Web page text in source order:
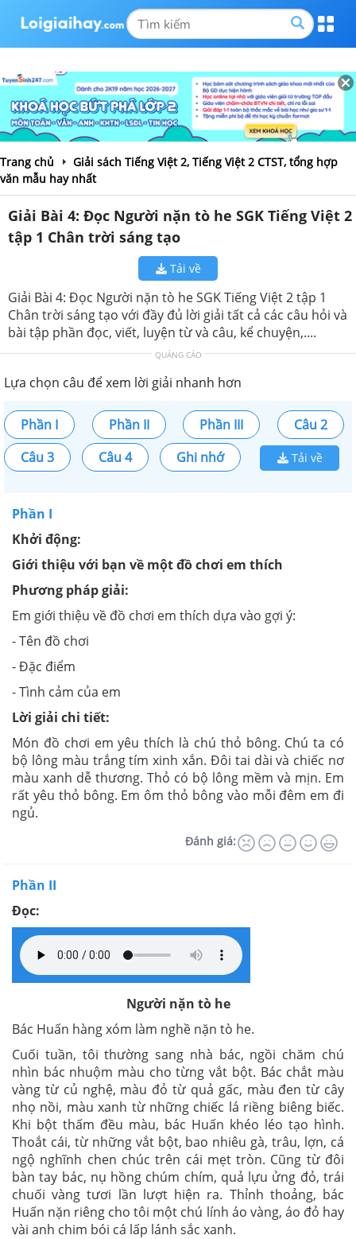
Trang chủ
Giải sách Tiếng Việt 2, Tiếng Việt 2 CTST, tổng hợp
văn mẫu hay nhất
Giải Bài 4: Đọc Người nặn tò he SGK Tiếng Việt 2
tập 1 Chân trời sáng tạo
Tải về
Giải Bài 4: Đọc Người nặn tò he SGK Tiếng Việt 2 tập 1
Chân trời sáng tạo với đầy đủ lời giải tất cả các câu hỏi và
bài tập phần đọc, viết, luyện từ và câu, kể chuyện,....
QUẢNG CÁO
Lựa chọn câu để xem lời giải nhanh hơn
Phần I Phần II Phần III
Câu 2
Câu 3
Câu 4 Ghi nhớ Tải về
Phần I
Khởi động:
Giới thiệu với bạn về một đồ chơi em thích
Phương pháp giải:
Em giới thiệu về đồ chơi em thích dựa vào gợi ý:
- Tên đồ chơi
- Đặc điểm
- Tình cảm của em
Lời giải chi tiết:
Món đồ chơi em yêu thích là chú thỏ bông. Chú ta có
bộ lông màu trắng tím xinh xắn. Đôi tai dài và chiếc nơ
màu xanh dễ thương. Thỏ có bộ lông mềm và mịn. Em
rất yêu thỏ bông. Em ôm thỏ bông vào mỗi đêm em đi
ngủ.
Đánh giá:
Phần II
Đọc:
Người nặn tò he
Bác Huấn hàng xóm làm nghề nặn tò he.
Cuối tuần, tôi thường sang nhà bác, ngồi chăm chú
nhìn bác nhuộm màu cho từng vắt bột. Bác chắt màu
vàng từ củ nghệ, màu đỏ từ quả gấc, màu đen từ cây
nhọ nồi, màu xanh từ những chiếc lá riềng biêng biếc.
Khi bột thấm đều màu, bác Huấn khéo léo tạo hình.
Thoắt cái, từ những vắt bột, bao nhiêu gà, trâu, lợn, cá
ngộ nghĩnh chen chúc trên cái mẹt tròn. Cũng từ đôi
bàn tay bác, nụ hồng chúm chím, quả lựu ửng đỏ, trái
chuối vàng tươi lần lượt hiện ra. Thỉnh thoảng, bác
Huấn nặn riêng cho tôi một chú lính áo vàng, áo đỏ hay
vài anh chim bói cá lấp lánh sắc xanh.